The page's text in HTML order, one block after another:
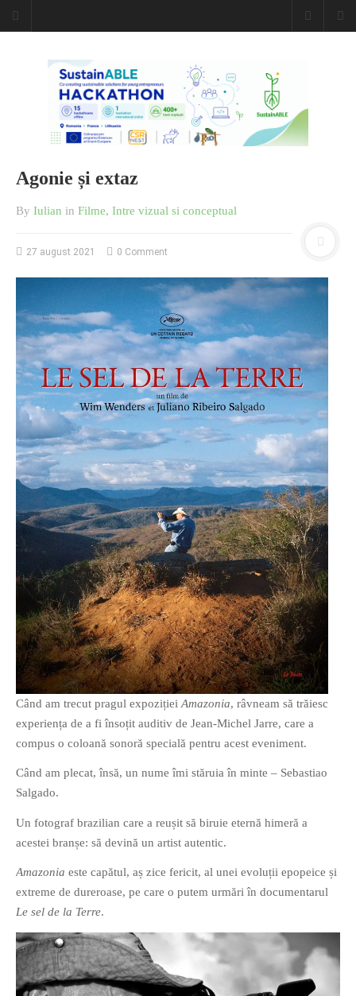
Agonie și extaz
By Iulian in Filme, Intre vizual si conceptual
27 august 2021 0 Comment
Când am trecut pragul expoziției Amazonia, râvneam să trăiesc
experiența de a fi însoțit auditiv de Jean-Michel Jarre, care a
compus o coloană sonoră specială pentru acest eveniment.
Când am plecat, însă, un nume îmi stăruia în minte – Sebastiao
Salgado.
Un fotograf brazilian care a reușit să biruie eternă himeră a
acestei branșe: să devină un artist autentic.
Amazonia este capătul, aș zice fericit, al unei evoluții epopeice și
extreme de dureroase, pe care o putem urmări în documentarul
Le sel de la Terre.